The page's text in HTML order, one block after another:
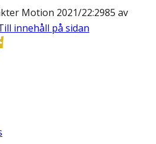
Motion 2021/22:2985 av
innehåll på sidan